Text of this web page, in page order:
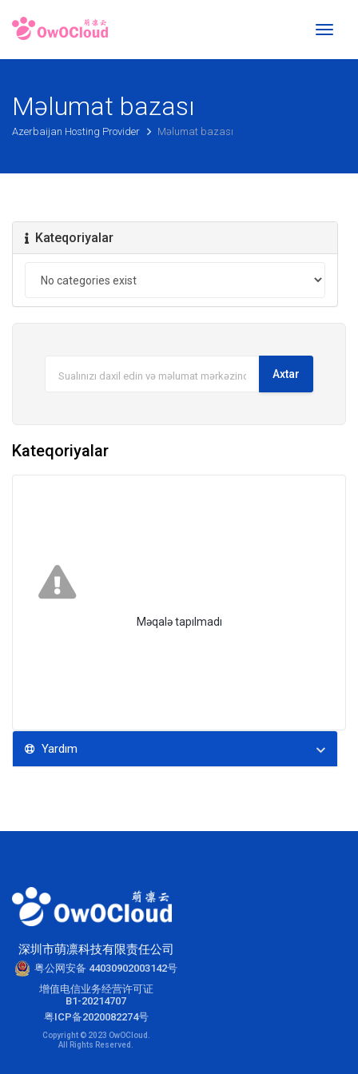
Toggle
Məlumat bazası
Azerbaijan Hosting Provider Məlumat bazası
Kateqoriyalar
Kateqoriyalar
Məqalə tapılmadı
Yardım
深圳市萌凛科技有限责任公司
粤公网安备 44030902003142号
增值电信业务经营许可证
B1-20214707
粤ICP备2020082274号
Copyright © 2023 OwOCloud.
All Rights Reserved.